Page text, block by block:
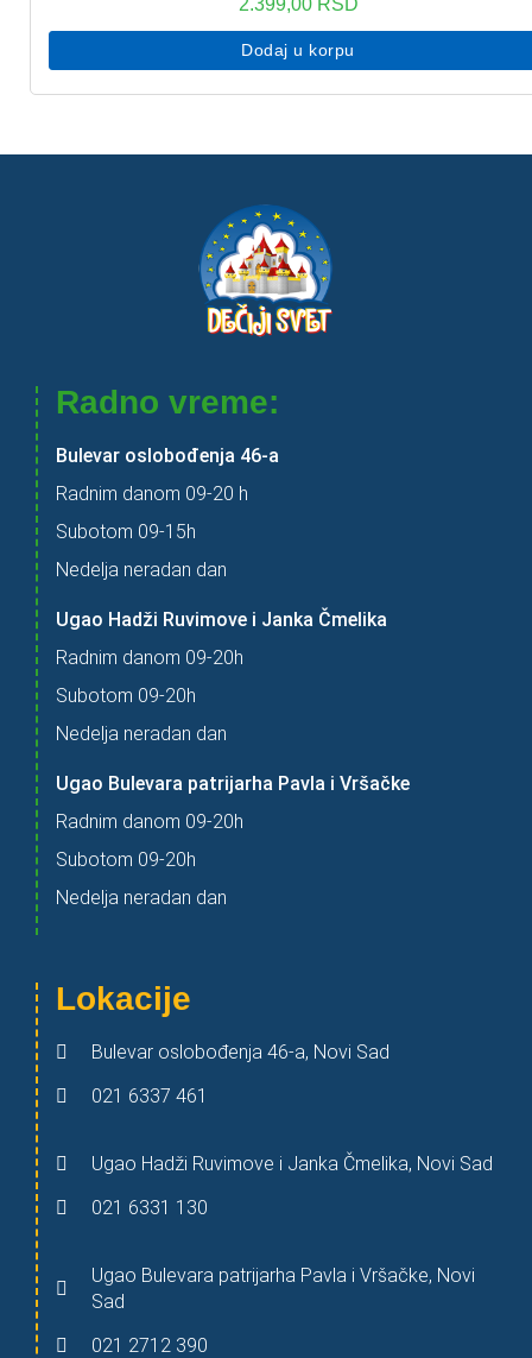
2.399,00 RSD
Dodaj u korpu
Radno vreme:
Bulevar oslobođenja 46-a
Radnim danom 09-20 h
Subotom 09-15h
Nedelja neradan dan
Ugao Hadži Ruvimove i Janka Čmelika
Radnim danom 09-20h
Subotom 09-20h
Nedelja neradan dan
Ugao Bulevara patrijarha Pavla i Vršačke
Radnim danom 09-20h
Subotom 09-20h
Nedelja neradan dan
Lokacije
Bulevar oslobođenja 46-a, Novi Sad
021 6337 461
Ugao Hadži Ruvimove i Janka Čmelika, Novi Sad
021 6331 130
Ugao Bulevara patrijarha Pavla i Vršačke, Novi
Sad
021 2712 390